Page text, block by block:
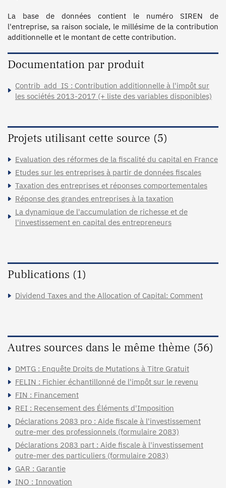
La base de données contient le numéro SIREN de
l'entreprise, sa raison sociale, le millésime de la contribution
additionnelle et le montant de cette contribution.
Documentation par produit
Contrib_add_IS : Contribution additionnelle à l'impôt sur
les sociétés 2013-2017 (+ liste des variables disponibles)
Projets utilisant cette source (5)
Evaluation des réformes de la fiscalité du capital en France
Etudes sur les entreprises à partir de données fiscales
Taxation des entreprises et réponses comportementales
Réponse des grandes entreprises à la taxation
La dynamique de l'accumulation de richesse et de
l'investissement en capital des entrepreneurs
Publications (1)
Dividend Taxes and the Allocation of Capital: Comment
Autres sources dans le même thème (56)
DMTG : Enquête Droits de Mutations à Titre Gratuit
FELIN : Fichier échantillonné de l'impôt sur le revenu
FIN : Financement
REI : Recensement des Éléments d'Imposition
Déclarations 2083 pro : Aide fiscale à l'investissement
outre-mer des professionnels (formulaire 2083)
Déclarations 2083 part : Aide fiscale à l'investissement
outre-mer des particuliers (formulaire 2083)
GAR : Garantie
INO : Innovation